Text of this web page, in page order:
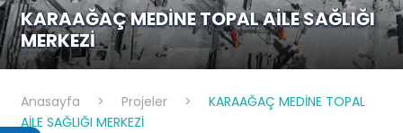
KARAAĞAÇ MEDİNE TOPAL AİLE SAĞLIĞI
MERKEZİ
Anasayfa > Projeler >
KARAAĞAÇ MEDİNE TOPAL
AİLE SAĞLIĞI MERKEZİ